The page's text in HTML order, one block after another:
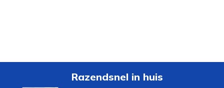
Razendsnel in huis